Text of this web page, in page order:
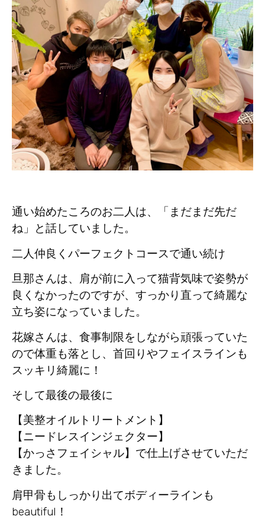
通い始めたころのお二人は、
「まだまだ先だ
ね」と話していました。
二人仲良くパーフェクトコースで通い続け
旦那さんは、肩が前に入って猫背気味で姿勢が
良くなかったのですが、すっかり直って綺麗な
立ち姿になっていました。
花嫁さんは、食事制限をしながら頑張っていた
ので体重も落とし、首回りやフェイスラインも
スッキリ綺麗に！
そして最後の最後に
【美整オイルトリートメント】
【ニードレスインジェクター】
【かっさフェイシャル】で仕上げさせていただ
きました。
肩甲骨もしっかり出てボディーラインも
beautiful！